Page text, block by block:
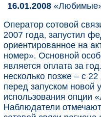
16.01.2008
Оператор сотовой
2007 года, запустил
ориентированное на
номер». Основной
является оплата за
несколько позже – с
перед запуском новой
использования опции
Наблюдатели